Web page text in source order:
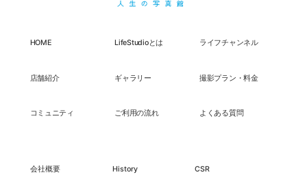
HOME LifeStudioとは ライフチャンネル
店舗紹介 ギャラリー 撮影プラン・料金
コミュニティ ご利用の流れ よくある質問
会社概要 History CSR